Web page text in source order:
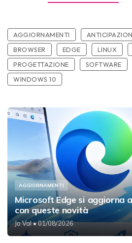
AGGIORNAMENTI
BROWSER
EDGE LINUX
PROGETTAZIONE
SOFTWARE
WINDOWS 10
AGGIORNAMENTI
Microsoft Edge si aggiorna
con queste novità
Jo Val• 01/08/2026